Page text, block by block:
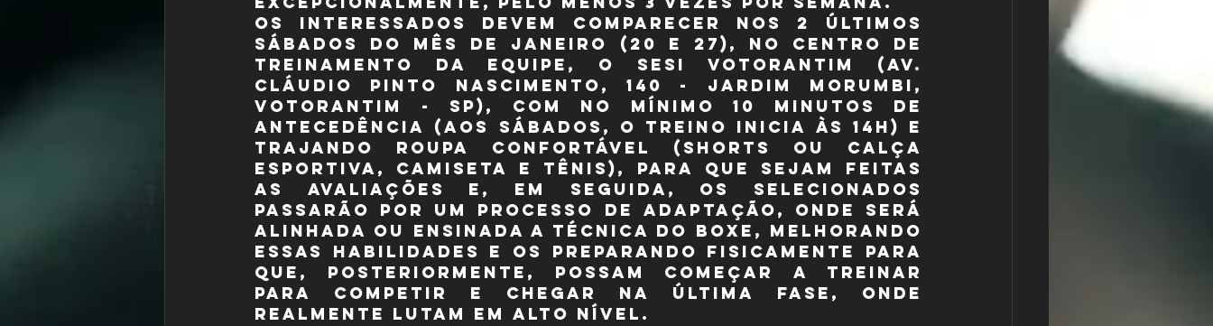
Os interessados devem comparecer nos 2 últimos
sábados do mês de Janeiro (20 e 27), no Centro de
Treinamento da equipe, o Sesi Votorantim (Av.
Cláudio Pinto Nascimento, 140 - Jardim Morumbi,
Votorantim - SP), com no mínimo 10 minutos de
antecedência (aos sábados, o treino inicia às 14h) e
trajando roupa confortável (shorts ou calça
esportiva, camiseta e tênis), para que sejam feitas
as avaliações e, em seguida, os selecionados
passarão por um processo de adaptação, onde será
alinhada ou ensinada a técnica do boxe, melhorando
essas habilidades e os preparando fisicamente para
que, posteriormente, possam começar a treinar
para competir e chegar na última fase, onde
realmente lutam em alto nível.